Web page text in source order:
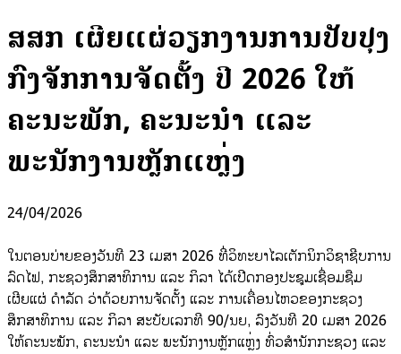
ສສກ ເຜີຍແຜ່ວຽກງານການປັບປຸງ
ກົງຈັກການຈັດຕັ້ງ ປີ 2026 ໃຫ້
ຄະນະພັກ, ຄະນະນຳ ແລະ
ພະນັກງານຫຼັກແຫຼ່ງ
24/04/2026
ໃນຕອນບ່າຍຂອງວັນທີ 23 ເມສາ 2026 ທີ່ວິທະຍາໄລເຕັກນິກວິຊາຊີບການ
ລົດໄຟ, ກະຊວງສຶກສາທິການ ແລະ ກິລາ ໄດ້ເປີດກອງປະຊຸມເຊື່ອມຊືມ
ເຜີຍແຜ່ ດໍາລັດ ວ່າດ້ວຍການຈັດຕັ້ງ ແລະ ການເຄື່ອນໄຫວຂອງກະຊວງ
ສຶກສາທິການ ແລະ ກິລາ ສະບັບເລກທີ 90/ນຍ, ລົງວັນທີ 20 ເມສາ 2026
ໃຫ້ຄະນະພັກ, ຄະນະນໍາ ແລະ ພະນັກງານຫຼັກແຫຼ່ງ ທົ່ວສໍານັກກະຊວງ ແລະ